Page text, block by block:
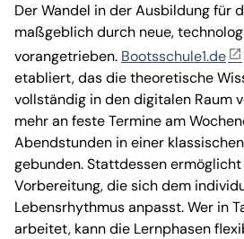
Der Wandel in der Ausbildung für
maßgeblich durch neue,
vorangetrieben. Bootsschule1.de
etabliert, das die theoretische
vollständig in den digitalen Raum
mehr an feste Termine am
Abendstunden in einer
gebunden. Stattdessen
Vorbereitung, die sich dem
Lebensrhythmus anpasst. Wer in
arbeitet, kann die Lernphasen